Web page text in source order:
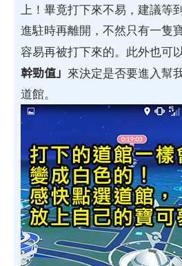
上！畢竟打下來不易，建議等
進駐時再離開，不然只有一隻
容易再被打下來的。此外也可
幹勁值」 來決定是否要進入幫
道館。